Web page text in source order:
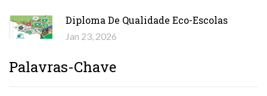
Diploma De Qualidade Eco-Escolas
Jan 23, 2026
Palavras-Chave